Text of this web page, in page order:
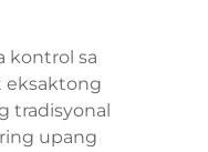
kontrol sa
eksaktong
tradisyonal
upang